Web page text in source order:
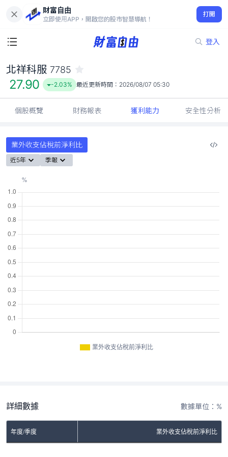
財富自由
立即使用APP，開啟您的股市智慧導航！
打開
登入
27.90
-2.03%
北祥科服 7785
27.90 -2.03% 最近更新時間： 2026/08/07 05:30
個股概覽 財務報表 獲利能力 安全性分析
業外收支佔稅前淨利比
近5年 季報
業外收支佔稅前淨利比
詳細數據 數據單位：%
年度/季度 業外收支佔稅前淨利比